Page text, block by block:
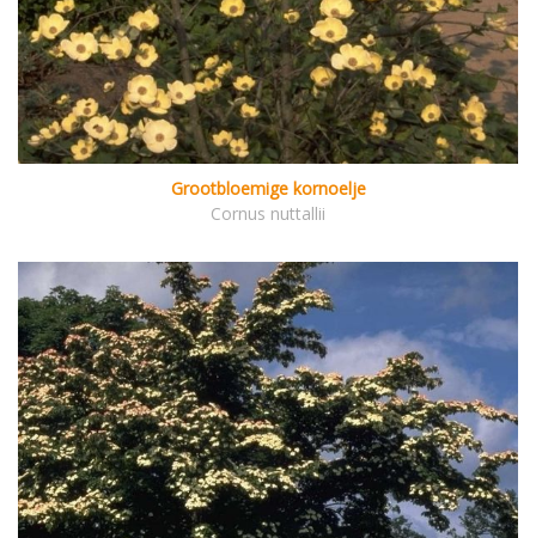
Grootbloemige kornoelje
Cornus nuttallii